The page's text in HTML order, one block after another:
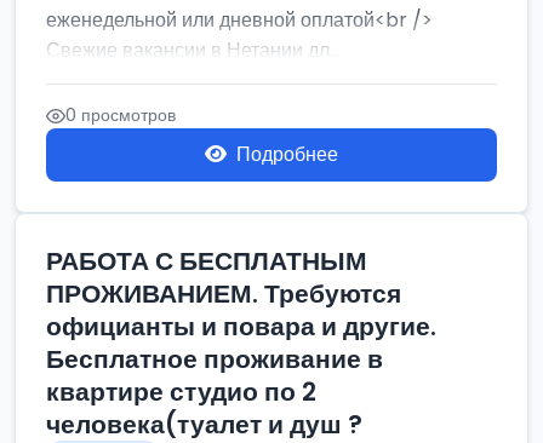
еженедельной или дневной оплатой<br />
Свежие вакансии в Нетании дл...
0 просмотров
Подробнее
РАБОТА С БЕСПЛАТНЫМ
ПРОЖИВАНИЕМ. Требуются
официанты и повара и другие.
Бесплатное проживание в
квартире студио по 2
человека(туалет и душ ?